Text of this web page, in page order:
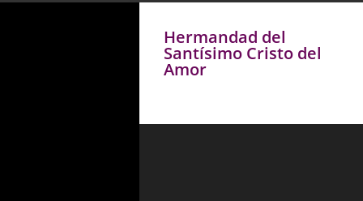
Hermandad del
Santísimo Cristo del
Amor